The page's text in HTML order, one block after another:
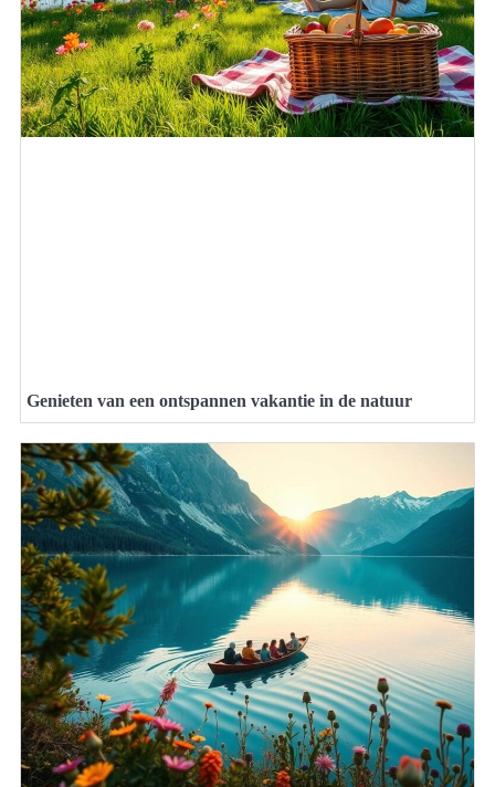
Genieten van een ontspannen vakantie in de natuur